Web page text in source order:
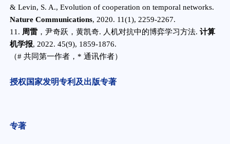
& Levin, S. A., Evolution of cooperation on temporal networks.
Nature Communications, 2020. 11(1), 2259-2267.
11. 周雷，尹奇跃，黄凯奇. 人机对抗中的博弈学习方法. 计算
机学报, 2022. 45(9), 1859-1876.
（# 共同第一作者，* 通讯作者）
授权国家发明专利及出版专著
专著